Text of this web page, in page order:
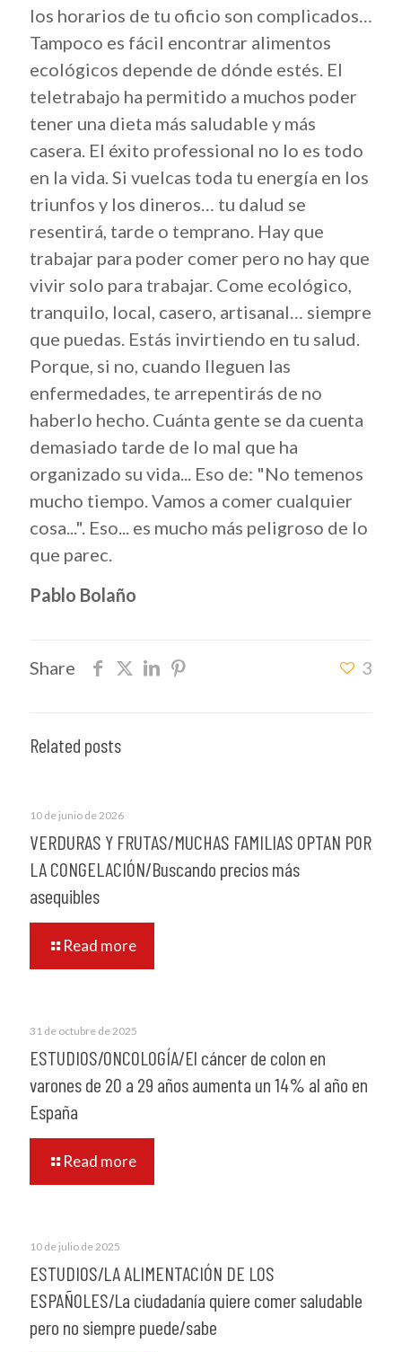
los horarios de tu oficio son complicados…
Tampoco es fácil encontrar alimentos
ecológicos depende de dónde estés. El
teletrabajo ha permitido a muchos poder
tener una dieta más saludable y más
casera. El éxito professional no lo es todo
en la vida. Si vuelcas toda tu energía en los
triunfos y los dineros… tu dalud se
resentirá, tarde o temprano. Hay que
trabajar para poder comer pero no hay que
vivir solo para trabajar. Come ecológico,
tranquilo, local, casero, artisanal… siempre
que puedas. Estás invirtiendo en tu salud.
Porque, si no, cuando lleguen las
enfermedades, te arrepentirás de no
haberlo hecho. Cuánta gente se da cuenta
demasiado tarde de lo mal que ha
organizado su vida... Eso de: "No temenos
mucho tiempo. Vamos a comer cualquier
cosa...". Eso... es mucho más peligroso de lo
que parec.
Pablo Bolaño
Share 3
Related posts
10 de junio de 2026
VERDURAS Y FRUTAS/MUCHAS FAMILIAS OPTAN POR
LA CONGELACIÓN/Buscando precios más
asequibles
Read more
31 de octubre de 2025
ESTUDIOS/ONCOLOGÍA/El cáncer de colon en
varones de 20 a 29 años aumenta un 14% al año en
España
Read more
10 de julio de 2025
ESTUDIOS/LA ALIMENTACIÓN DE LOS
ESPAÑOLES/La ciudadanía quiere comer saludable
pero no siempre puede/sabe